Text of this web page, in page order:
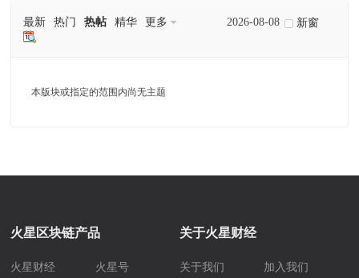
新窗
最新 热门 热帖 精华 更多 2026-08-08
本版块或指定的范围内尚无主题
火星区块链产品
火星财经 火星号
关于火星财经
关于我们 加入我们